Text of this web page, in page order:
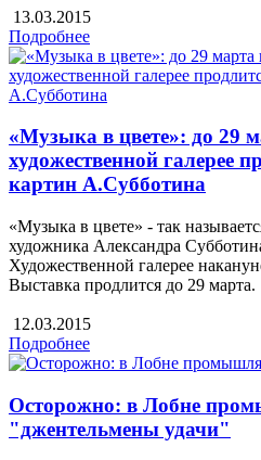
13.03.2015
Подробнее
«Музыка в цвете»: до 29
художественной галерее
картин А.Субботина
«Музыка в цвете» - так
художника Александра
Художественной галерее
Выставка продлится до 29 марта.
12.03.2015
Подробнее
Осторожно: в Лобне
"джентельмены удачи"